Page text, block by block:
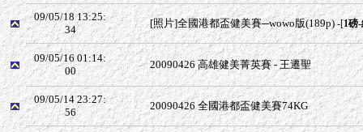
09/05/18 13:25:
34
[照片]全國港都盃健美賽─wowo版(189p)-[1磅
09/05/16 01:14:
00
20090426 高雄健美菁英賽 - 王遷聖
09/05/14 23:27:
56
20090426 全國港都盃健美賽74KG